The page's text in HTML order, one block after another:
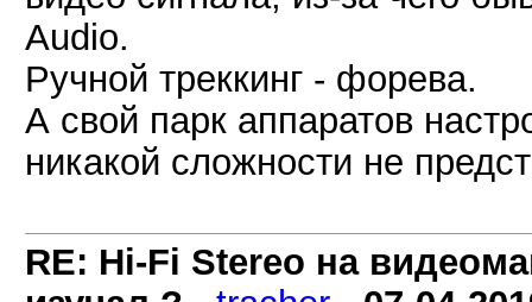
Audio.
Ручной треккинг - форева.
А свой парк аппаратов
никакой сложности не
RE: Hi-Fi Stereo на